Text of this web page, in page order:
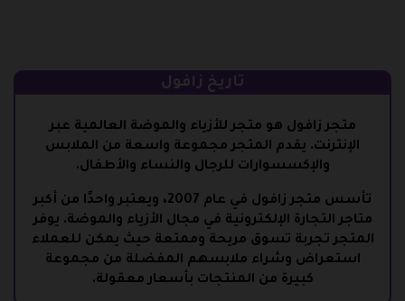
تاريخ زافول
متجر زافول هو متجر للأزياء والموضة العالمية عبر
الإنترنت. يقدم المتجر مجموعة واسعة من الملابس
والإكسسوارات للرجال والنساء والأطفال.
تأسس متجر زافول في عام 2007، ويعتبر واحدًا من أكبر
متاجر التجارة الإلكترونية في مجال الأزياء والموضة. يوفر
المتجر تجربة تسوق مريحة وممتعة حيث يمكن للعملاء
استعراض وشراء ملابسهم المفضلة من مجموعة
كبيرة من المنتجات بأسعار معقولة.